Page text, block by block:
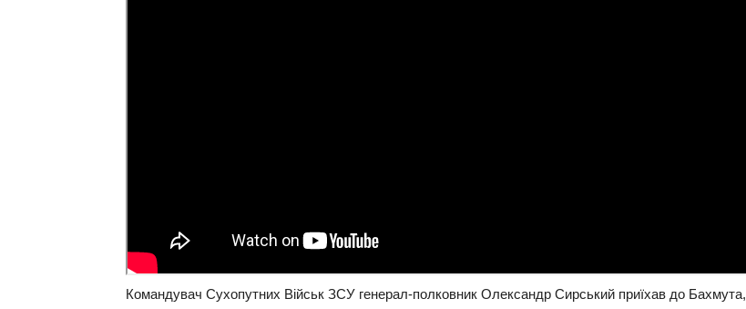
Командувач Сухопутних Військ ЗСУ генерал-полковник Олександр Сирський приїхав до Бахмута,